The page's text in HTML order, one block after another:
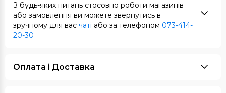
З будь-яких питань стосовно роботи магазинів
або замовлення ви можете звернутись в
зручному для вас чаті або за телефоном 073-414-
20-30
Оплата i Доставка